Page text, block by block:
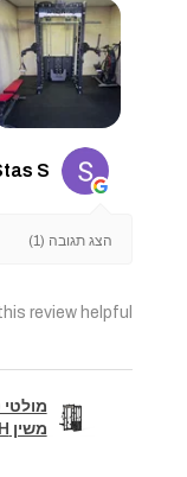
S.
הצג תגובה (1)
review helpful?
מולטי
משין IRONIX® H...